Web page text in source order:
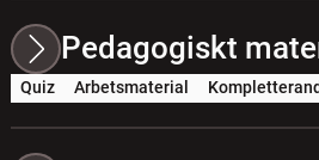
Pedagogiskt
Quiz Arbetsmaterial